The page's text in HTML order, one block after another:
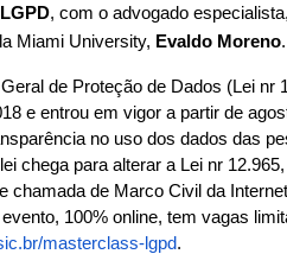
, com o advogado
Miami University, Evaldo Moreno.
Geral de Proteção de Dados (Lei nr
e entrou em vigor a partir de
no uso dos dados das
chega para alterar a Lei nr
chamada de Marco Civil da
100% online, tem vagas
masterclass-lgpd.